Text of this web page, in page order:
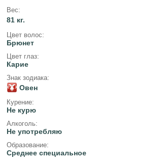
Вес:
81 кг.
Цвет волос:
Брюнет
Цвет глаз:
Карие
Знак зодиака:
Овен
Курение:
Не курю
Алкоголь:
Не употребляю
Образование:
Среднее специальное